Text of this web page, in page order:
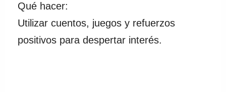
Qué hacer:
Utilizar cuentos, juegos y refuerzos
positivos para despertar interés.